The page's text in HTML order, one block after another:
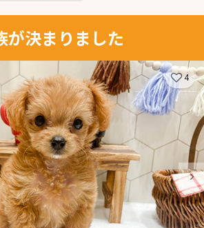
が決まりました
4